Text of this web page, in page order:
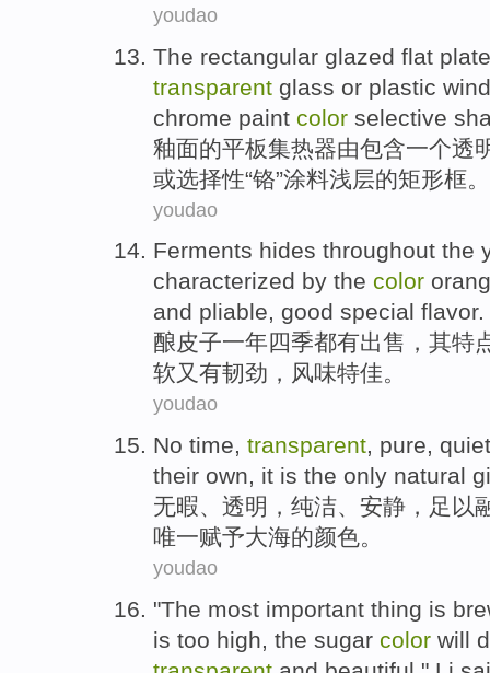
youdao
The rectangular glazed flat plate
transparent glass or plastic
chrome paint color selective
釉面的平板集热器由包含一个透
或选择性“铬”涂料浅层的矩形框。
youdao
Ferments hides throughout the
characterized by the color
and pliable, good special flavor.
酿皮子一年四季都有出售 ， 其特
软又 有韧劲，风味特佳。
youdao
No time, transparent, pure, quiet
their own, it is the only natural
无暇、 透明 ， 纯洁、 安静 ， 足以
唯一赋予大海的颜色。
youdao
"The most important thing is
is too high, the sugar color will